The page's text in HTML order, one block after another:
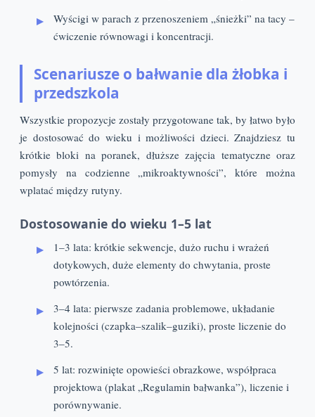
Wyścigi w parach z przenoszeniem „śnieżki” na tacy –
ćwiczenie równowagi i koncentracji.
Scenariusze o bałwanie dla żłobka i
przedszkola
Wszystkie propozycje zostały przygotowane tak, by łatwo było
je dostosować do wieku i możliwości dzieci. Znajdziesz tu
krótkie bloki na poranek, dłuższe zajęcia tematyczne oraz
pomysły na codzienne „mikroaktywności”, które można
wplatać między rutyny.
Dostosowanie do wieku 1–5 lat
1–3 lata: krótkie sekwencje, dużo ruchu i wrażeń
dotykowych, duże elementy do chwytania, proste
powtórzenia.
3–4 lata: pierwsze zadania problemowe, układanie
kolejności (czapka–szalik–guziki), proste liczenie do
3–5.
5 lat: rozwinięte opowieści obrazkowe, współpraca
projektowa (plakat „Regulamin bałwanka”), liczenie i
porównywanie.